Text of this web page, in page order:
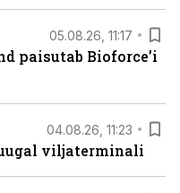
05.08.26, 11:17
paisutab Bioforce’i
04.08.26, 11:23
viljaterminali